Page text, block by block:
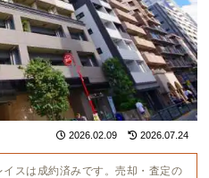
2026.02.09 2026.07.24
スは成約済みです。売却・査定の